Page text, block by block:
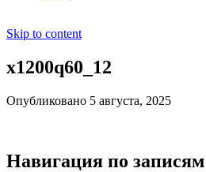
Skip to content
x1200q60_12
Опубликовано 5 августа, 2025
Навигация по записям